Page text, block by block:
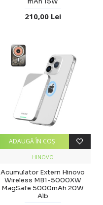
210,00 Lei
HINOVO
Acumulator Extern Hinovo
Wireless MB1-5000XW
MagSafe 5000mAh 20W
Alb
ADAUGĂ ÎN COŞ